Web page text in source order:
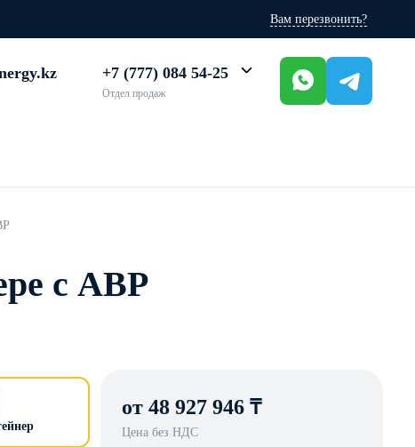
Вам перезвонить?
+7 (777) 084 54-25
Отдел продаж
с АВР
от 48 927 946 ₸
Цена без НДС